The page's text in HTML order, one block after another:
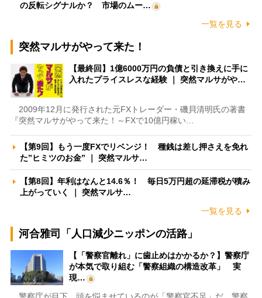
の反転シグナルか？ 市場のムー…
一覧を見る
突然マルサがやって来た！
【最終回】1億6000万円の負債と引き換えに手に
入れたプライスレスな経験 ｜ 突然マルサがや…
2009年12月に発行された元FXトレーダー・磯貝清明氏の著書
『突然マルサがやって来た！～FXで10億円稼い…
【第9回】もう一度FXでリベンジ！ 種銭は差し押さえを免れ
た”ヒミツのお金” ｜ 突然マルサ…
【第8回】年利はなんと14.6％！ 毎日5万円超の延滞税が積み
上がっていく ｜ 突然マルサ…
一覧を見る
河合雅司「人口減少ニッポンの活路」
【「警察官離れ」に歯止めはかかるか？】警察庁
が本気で取り組む「警察組織の構造改革」 実
現…